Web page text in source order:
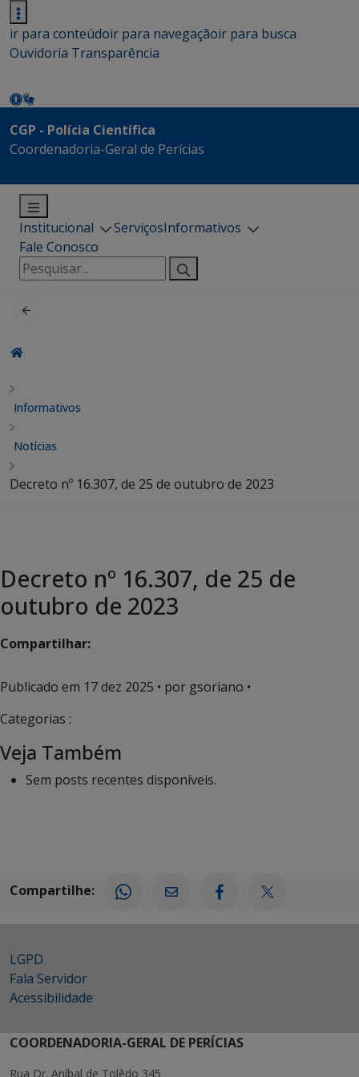
ir para conteúdoir para navegaçãoir para busca
Ouvidoria Transparência
CGP - Polícia Científica
Coordenadoria-Geral de Perícias
Institucional ServiçosInformativos
Fale Conosco
Pesquisar
por:
Informativos
Notícias
Decreto nº 16.307, de 25 de outubro de 2023
Decreto nº 16.307, de 25 de
outubro de 2023
Compartilhar:
Publicado em 17 dez 2025 • por gsoriano •
Categorias :
Veja Também
Sem posts recentes disponíveis.
Compartilhe:
LGPD
Fala Servidor
Acessibilidade
COORDENADORIA-GERAL DE PERÍCIAS
Rua Dr. Aníbal de Tolêdo 345